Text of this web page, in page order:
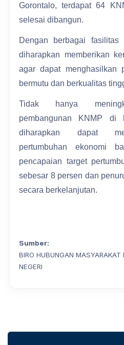
Gorontalo, terdapat 64
selesai dibangun.
Dengan berbagai
diharapkan memberikan
agar dapat menghasilkan
bermutu dan berkualitas
Tidak hanya
pembangunan KNMP di
diharapkan dapat
pertumbuhan ekonomi
pencapaian target
sebesar 8 persen dan
secara berkelanjutan.
Sumber:
BIRO HUBUNGAN
NEGERI